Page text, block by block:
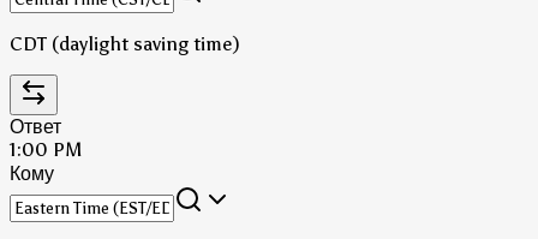
CDT (daylight saving time)
Ответ
1:00 PM
Кому